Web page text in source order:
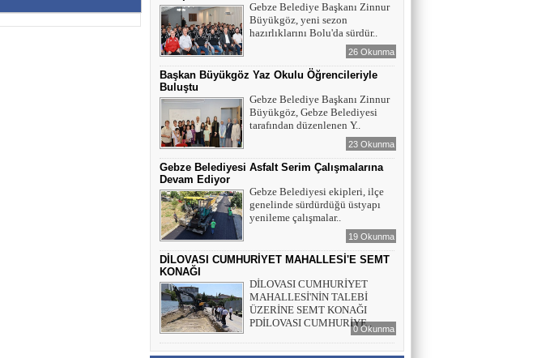
Gebze Belediye Başkanı Zinnur
Büyükgöz, yeni sezon
hazırlıklarını Bolu'da sürdür..
26 Okunma
Başkan Büyükgöz Yaz Okulu Öğrencileriyle
Buluştu
Gebze Belediye Başkanı Zinnur
Büyükgöz, Gebze Belediyesi
tarafından düzenlenen Y..
23 Okunma
Gebze Belediyesi Asfalt Serim Çalışmalarına
Devam Ediyor
Gebze Belediyesi ekipleri, ilçe
genelinde sürdürdüğü üstyapı
yenileme çalışmalar..
19 Okunma
DİLOVASI CUMHURİYET MAHALLESİ'E SEMT
KONAĞI
DİLOVASI CUMHURİYET
MAHALLESİ'NİN TALEBİ
ÜZERİNE SEMT KONAĞI
PDİLOVASI CUMHURİYE..0 Okunma